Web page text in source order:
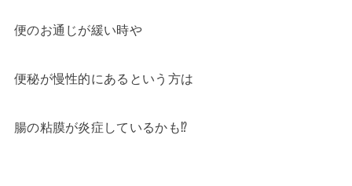
便のお通じが緩い時や
便秘が慢性的にあるという方は
腸の粘膜が炎症しているかも⁉︎